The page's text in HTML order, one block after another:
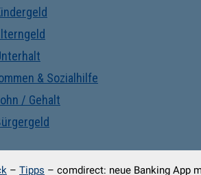
& Sozialhilfe
/ Gehalt
– Tipps – comdirect: neue Banking App